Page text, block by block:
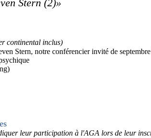
Stern (2)»
continental inclus)
Stern, notre conférencier invité de
leur participation à l'AGA lors de leur